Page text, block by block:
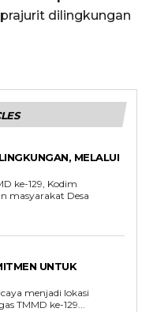
dilingkungan
MELALUI
ke-129, Kodim
masyarakat Desa
UNTUK
menjadi lokasi
TMMD ke-129...